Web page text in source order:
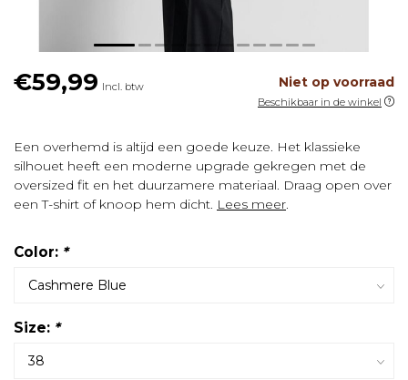
€59,99 Incl. btw Niet op voorraad
Beschikbaar in de winkel
Een overhemd is altijd een goede keuze. Het klassieke
silhouet heeft een moderne upgrade gekregen met de
oversized fit en het duurzamere materiaal. Draag open over
een T-shirt of knoop hem dicht. Lees meer.
Color: *
Size: *